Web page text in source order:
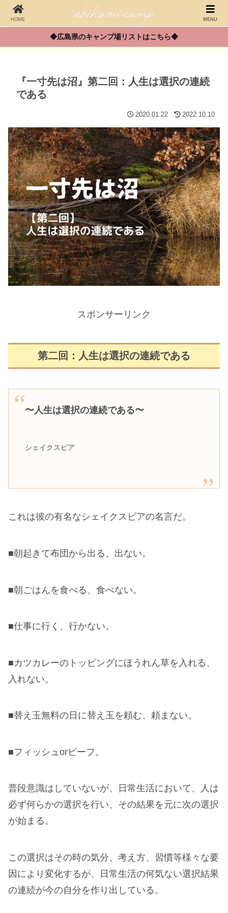
◆広島県のキャンプ場リストはこちら◆
『一寸先は沼』第二回：人生は選択の連続
である
2020.01.22 2022.10.10
スポンサーリンク
第二回：人生は選択の連続である
〜人生は選択の連続である〜
シェイクスピア
これは彼の有名なシェイクスピアの名言だ。
■朝起きて布団から出る、出ない。
■朝ごはんを食べる、食べない。
■仕事に行く、行かない。
■カツカレーのトッピングにほうれん草を入れる、
入れない。
■替え玉無料の日に替え玉を頼む、頼まない。
■フィッシュorビーフ。
普段意識はしていないが、日常生活において、人は
必ず何らかの選択を行い、その結果を元に次の選択
が始まる。
この選択はその時の気分、考え方、習慣等様々な要
因により変化するが、日常生活の何気ない選択結果
の連続が今の自分を作り出している。
HOME MENU